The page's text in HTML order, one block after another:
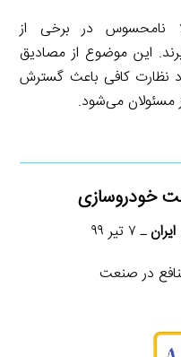
نامحسوس در برخی از
این موضوع از مصادیق
نظارت کافی باعث گسترش
مسئولان می‌شود.
خودروسازی
‏ـ ۷ تیر ۹۹
در صنعت